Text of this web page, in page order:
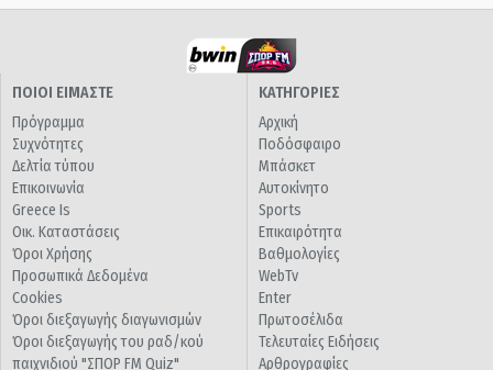
ΠΟΙΟΙ ΕΙΜΑΣΤΕ
Πρόγραμμα
Συχνότητες
Δελτία τύπου
Επικοινωνία
Greece Is
Οικ. Καταστάσεις
Όροι Χρήσης
Προσωπικά Δεδομένα
Cookies
Όροι διεξαγωγής διαγωνισμών
Όροι διεξαγωγής του ραδ/κού
παιχνιδιού "ΣΠΟΡ FM Quiz"
ΚΑΤΗΓΟΡΙΕΣ
Αρχική
Ποδόσφαιρο
Μπάσκετ
Αυτοκίνητο
Sports
Επικαιρότητα
Βαθμολογίες
WebTv
Enter
Πρωτοσέλιδα
Τελευταίες Ειδήσεις
Αρθρογραφίες